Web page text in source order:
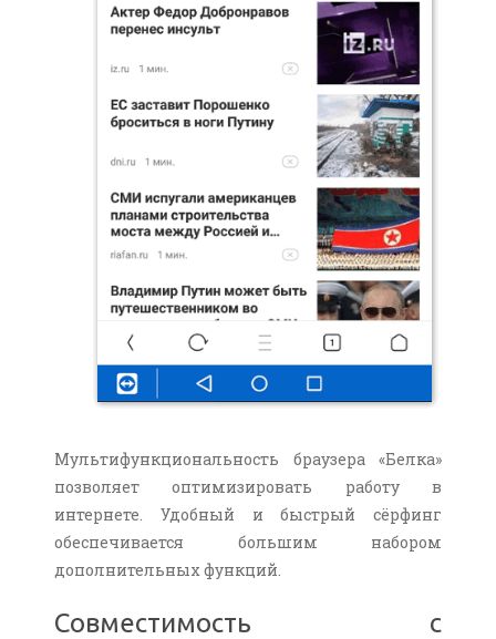
Мультифункциональность браузера «Белка»
позволяет оптимизировать работу в
интернете. Удобный и быстрый сёрфинг
обеспечивается большим набором
дополнительных функций.
Совместимость с